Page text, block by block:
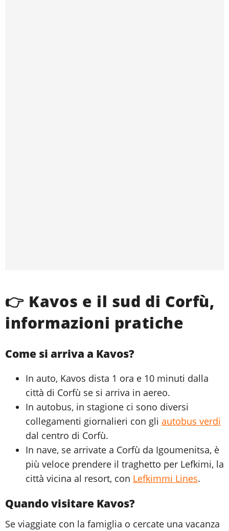
👉 Kavos e il sud di Corfù,
informazioni pratiche
Come si arriva a Kavos?
In auto, Kavos dista 1 ora e 10 minuti dalla
città di Corfù se si arriva in aereo.
In autobus, in stagione ci sono diversi
collegamenti giornalieri con gli autobus verdi
dal centro di Corfù.
In nave, se arrivate a Corfù da Igoumenitsa, è
più veloce prendere il traghetto per Lefkimi, la
città vicina al resort, con Lefkimmi Lines.
Quando visitare Kavos?
Se viaggiate con la famiglia o cercate una vacanza